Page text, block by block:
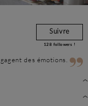
Suivre
128 followers !
des émotions.